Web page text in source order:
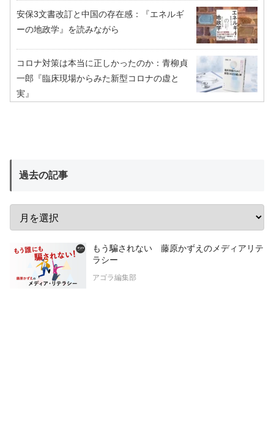
安保3文書改訂と中国の存在感：『エネルギ
ーの地政学』を読みながら
コロナ対策は本当に正しかったのか：青柳貞
一郎『臨床現場からみた新型コロナの虚と
実』
過去の記事
もう騙されない 藤原かずえのメディアリテ
ラシー
アゴラ編集部